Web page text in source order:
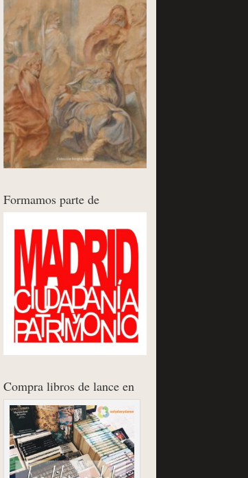
Formamos parte de
Compra libros de lance en